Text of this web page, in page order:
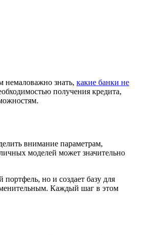
немаловажно знать, какие банки не
получения кредита,
внимание параметрам,
моделей может значительно
но и создает базу для
Каждый шаг в этом